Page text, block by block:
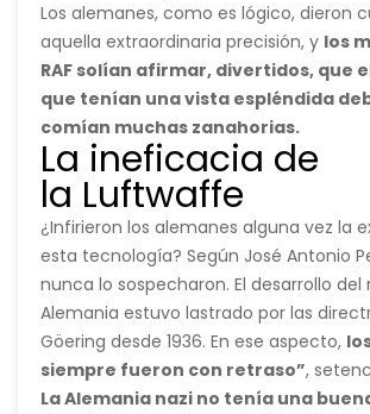
mucho
más
precisa
y
en
condiciones
mucho
peores(como
por
Los alemanes, como es lógico, dieron
aquella extraordinaria precisión, y los
RAF solían afirmar, divertidos, que
que tenían una vista espléndida
comían muchas zanahorias.
La ineficacia de
la Luftwaffe
¿Infirieron los alemanes alguna vez la
esta tecnología? Según José Antonio
nunca lo sospecharon. El desarrollo del
Alemania estuvo lastrado por las
Göering desde 1936. En ese aspecto,
siempre fueron con retraso”,
La Alemania nazi no tenía una